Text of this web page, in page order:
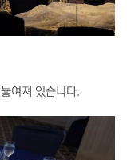
여져 있습니다.